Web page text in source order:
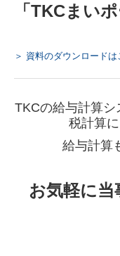
「TKCまい
＞ 資料のダウンロードは
TKCの給与計算
税計算
給与計算
お気軽に当